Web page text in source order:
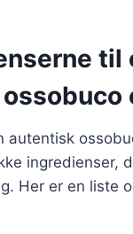
til
autentisk
ingredienser,
Her er en liste